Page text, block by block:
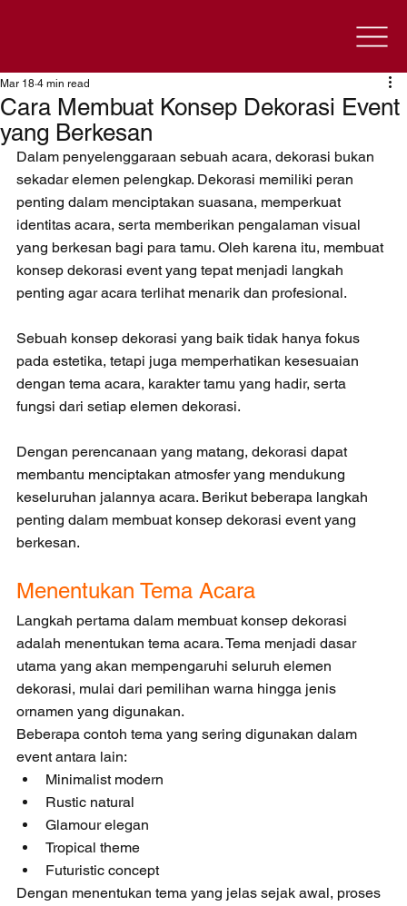
Cara Membuat Konsep Dekorasi Event
yang Berkesan
Mar 18 4 min read
Dalam penyelenggaraan sebuah acara, dekorasi bukan
sekadar elemen pelengkap. Dekorasi memiliki peran
penting dalam menciptakan suasana, memperkuat
identitas acara, serta memberikan pengalaman visual
yang berkesan bagi para tamu. Oleh karena itu, membuat
konsep dekorasi event yang tepat menjadi langkah
penting agar acara terlihat menarik dan profesional.
Sebuah konsep dekorasi yang baik tidak hanya fokus
pada estetika, tetapi juga memperhatikan kesesuaian
dengan tema acara, karakter tamu yang hadir, serta
fungsi dari setiap elemen dekorasi.
Dengan perencanaan yang matang, dekorasi dapat
membantu menciptakan atmosfer yang mendukung
keseluruhan jalannya acara. Berikut beberapa langkah
penting dalam membuat konsep dekorasi event yang
berkesan.
Menentukan Tema Acara
Langkah pertama dalam membuat konsep dekorasi
adalah menentukan tema acara. Tema menjadi dasar
utama yang akan mempengaruhi seluruh elemen
dekorasi, mulai dari pemilihan warna hingga jenis
ornamen yang digunakan.
Beberapa contoh tema yang sering digunakan dalam
event antara lain:
Minimalist modern
Rustic natural
Glamour elegan
Tropical theme
Futuristic concept
Dengan menentukan tema yang jelas sejak awal, proses